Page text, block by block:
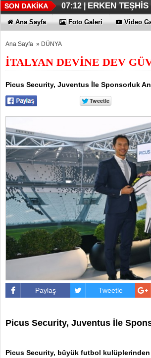
07:12 | ERKEN
06:33 |KAYIP
06:28 |EN İYİLER
06:23 |KOÇ GİBİ
06:17 |DÖRT ŞİRKET
06:13 |FUJİTSU'DAN
Ana Sayfa Foto Galeri Video
Ana Sayfa » DÜNYA
İTALYAN DEVİNE DEV
Picus Security, Juventus İle Sponsorluk
Paylaş Tweetle
Picus Security, Juventus İle
Picus Security, büyük futbol